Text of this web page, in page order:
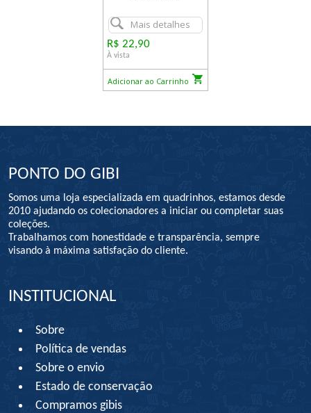
Mais detalhes
R$ 22,90
À vista
Adicionar ao Carrinho
PONTO DO GIBI
Somos uma loja especializada em quadrinhos, estamos desde
2010 ajudando os colecionadores a iniciar ou completar suas
coleções.
Trabalhamos com honestidade e transparência, sempre
visando à máxima satisfação do cliente.
INSTITUCIONAL
Sobre
Política de vendas
Sobre o envio
Estado de conservação
Compramos gibis